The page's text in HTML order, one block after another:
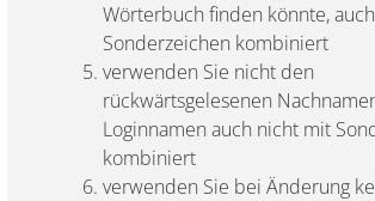
Wörterbuch finden könnte,
Sonderzeichen kombiniert
verwenden Sie nicht den
rückwärtsgelesenen
Loginnamen auch nicht mit
kombiniert
verwenden Sie bei Änderung